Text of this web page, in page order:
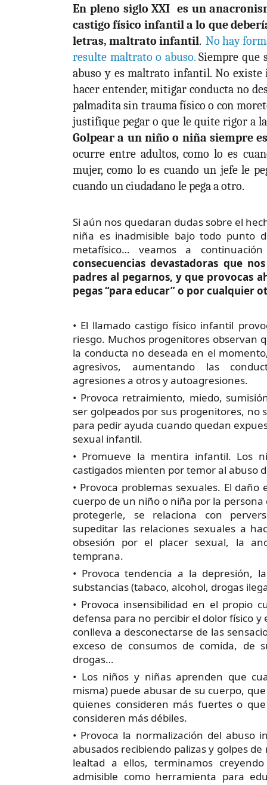
En pleno siglo XXI es un
castigo físico infantil a lo que
letras, maltrato infantil. No hay
resulte maltrato o abuso.Siempre que
abuso y es maltrato infantil. No existe
hacer entender, mitigar conducta no
palmadita sin trauma físico o con
justifique pegar o que le quite rigor a
Golpear a un niño o niña siempre
ocurre entre adultos, como lo es
mujer, como lo es cuando un jefe le
cuando un ciudadano le pega a otro.
Si aún nos quedaran dudas sobre el
niña es inadmisible bajo todo punto
metafísico… veamos a
consecuencias devastadoras que
padres al pegarnos, y que provocas
pegas “para educar” o por cualquier
• El llamado castigo físico infantil
riesgo. Muchos progenitores observan
la conducta no deseada en el
agresivos, aumentando las
agresiones a otros y autoagresiones.
• Provoca retraimiento, miedo,
ser golpeados por sus progenitores, no
para pedir ayuda cuando quedan
sexual infantil.
• Promueve la mentira infantil. Los
castigados mienten por temor al abuso
• Provoca problemas sexuales. El
cuerpo de un niño o niña por la
protegerle, se relaciona con
supeditar las relaciones sexuales a
obsesión por el placer sexual, la
temprana.
• Provoca tendencia a la depresión,
substancias (tabaco, alcohol, drogas
• Provoca insensibilidad en el propio
defensa para no percibir el dolor físico y
conlleva a desconectarse de las
exceso de consumos de comida, de
drogas…
• Los niños y niñas aprenden que
misma) puede abusar de su cuerpo,
quienes consideren más fuertes o
consideren más débiles.
• Provoca la normalización del abuso
abusados recibiendo palizas y golpes
lealtad a ellos, terminamos
admisible como herramienta para